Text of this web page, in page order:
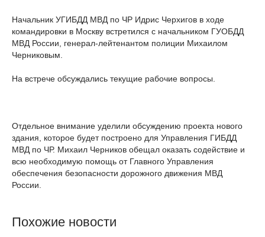
Начальник УГИБДД МВД по ЧР Идрис Черхигов в ходе
командировки в Москву встретился с начальником ГУОБДД
МВД России, генерал-лейтенантом полиции Михаилом
Черниковым.
На встрече обсуждались текущие рабочие вопросы.
Отдельное внимание уделили обсуждению проекта нового
здания, которое будет построено для Управления ГИБДД
МВД по ЧР. Михаил Черников обещал оказать содействие и
всю необходимую помощь от Главного Управления
обеспечения безопасности дорожного движения МВД
России.
Похожие новости